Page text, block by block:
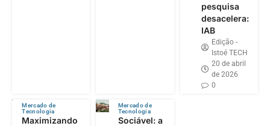
pesquisa
desacelera:
IAB
Edição -
Istoé TECH
20 de abril
de 2026
0
Mercado de
Tecnologia
Maximizando
Mercado de
Tecnologia
Sociável: a